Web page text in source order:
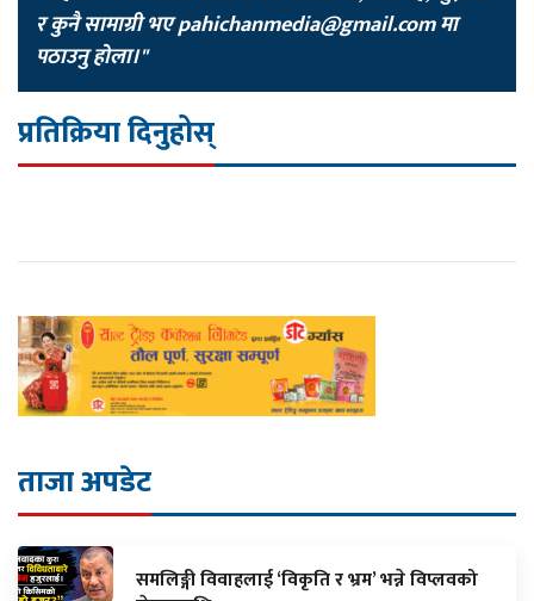
र कुनै सामाग्री भएpahichanmedia@gmail.comमा
पठाउनु होला।"
प्रतिक्रिया दिनुहोस्
ताजा अपडेट
समलिङ्गी विवाहलाई ‘विकृति र भ्रम’ भन्ने विप्लवको